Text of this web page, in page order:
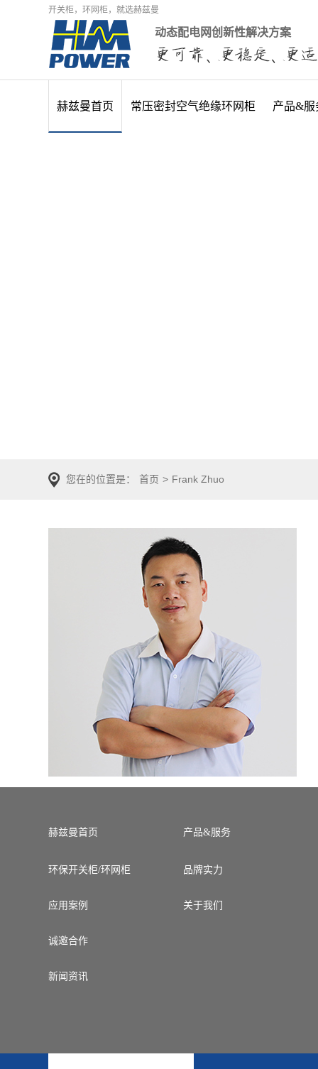
开关柜，环网柜，就选赫兹曼
动态配电网创新性解决方案
赫兹曼首页 常压密封空气绝缘环网柜 产品&服
您在的位置是： 首页 > Frank Zhuo
赫兹曼首页
环保开关柜/环网柜
应用案例
诚邀合作
新闻资讯
产品&服务
品牌实力
关于我们